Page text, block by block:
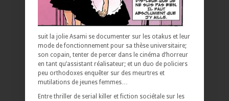
suit la jolie Asami se documenter sur les otakus et leur
mode de fonctionnement pour sa thèse universitaire;
son copain, tenter de percer dans le cinéma d’horreur
en tant qu’assistant réalisateur; et un duo de policiers
peu orthodoxes enquêter sur des meurtres et
mutilations de jeunes femmes…
Entre thriller de serial killer et fiction sociétale sur les